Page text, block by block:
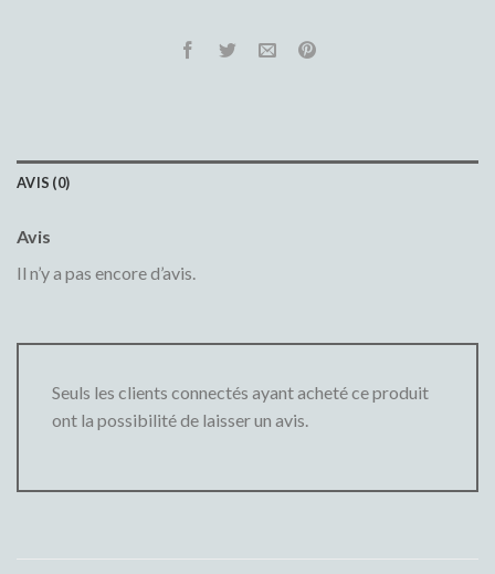
AVIS (0)
Avis
Il n’y a pas encore d’avis.
Seuls les clients connectés ayant acheté ce produit
ont la possibilité de laisser un avis.